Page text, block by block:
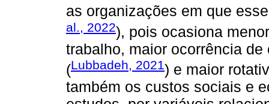
as organizações em que
al., 2022), pois ocasiona
trabalho, maior ocorrência
(Lubbadeh, 2021) e maior
também os custos sociais e